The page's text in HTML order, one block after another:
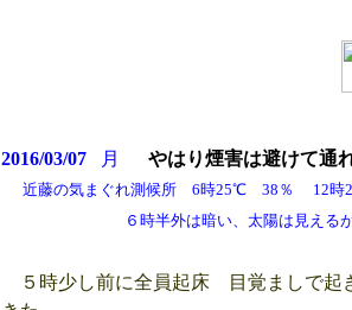
2016/03/07月 やはり煙害は避けて通
近藤の気まぐれ測候所 6時25℃ 38％
６時半外は暗い、太陽は見えるが珍
５時少し前に全員起床 目覚ましで起